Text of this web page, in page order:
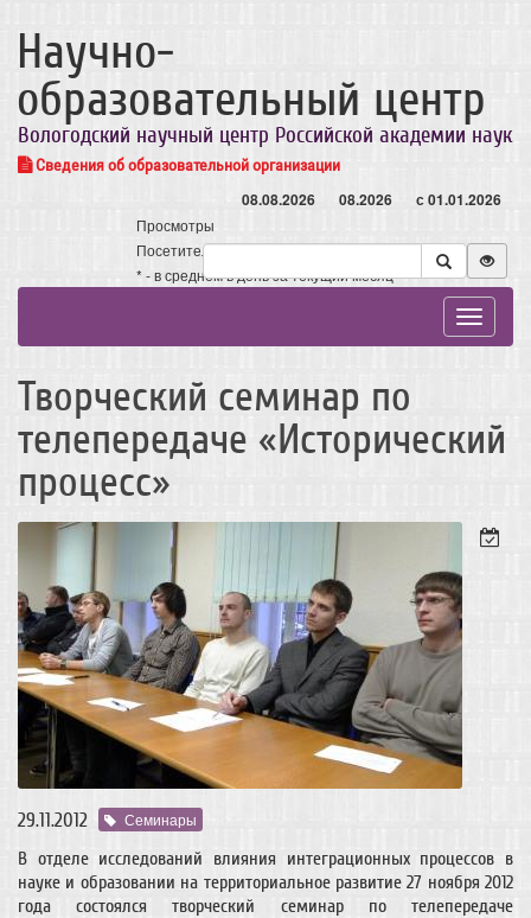
Научно-
образовательный центр
Вологодский научный центр Российской академии наук
Сведения об образовательной организации
08.08.2026 08.2026 с 01.01.2026
Просмотры
Посетители
* - в среднем в день за текущий месяц
Toggle
Творческий семинар по
телепередаче «Исторический
процесс»
29.11.2012 Семинары
В отделе исследований влияния интеграционных процессов в
науке и образовании на территориальное развитие 27 ноября 2012
года состоялся творческий семинар по телепередаче